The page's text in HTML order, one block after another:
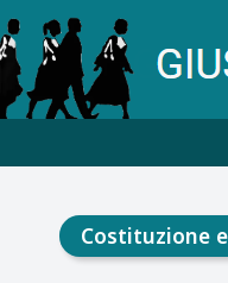
Costituzione